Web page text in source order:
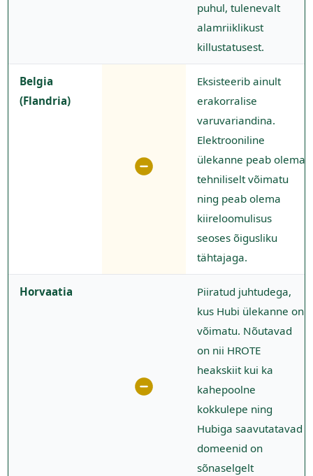
puhul, tulenevalt
alamriiklikust
killustatusest.
Belgia
(Flandria)
Eksisteerib ainult
erakorralise
varuvariandina.
Elektrooniline
ülekanne peab olema
tehniliselt võimatu
ning peab olema
kiireloomulisus
seoses õigusliku
tähtajaga.
Horvaatia
Piiratud juhtudega,
kus Hubi ülekanne on
võimatu. Nõutavad
on nii HROTE
heakskiit kui ka
kahepoolne
kokkulepe ning
Hubiga saavutatavad
domeenid on
sõnaselgelt